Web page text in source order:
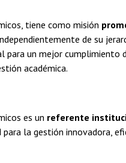
tiene como misión
de su
un mejor cumplimiento
académica.
es un referente
la gestión innovadora,